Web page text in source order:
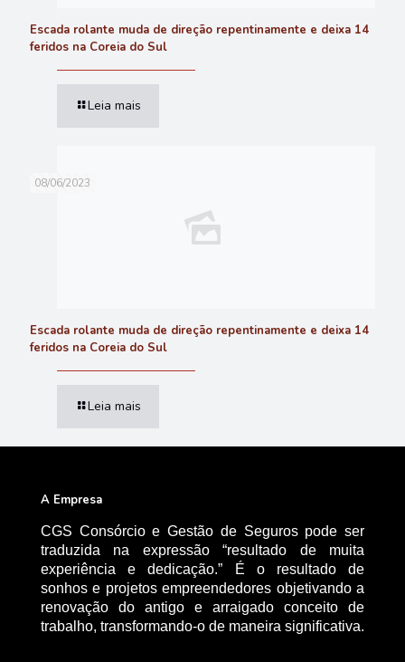
Escada rolante muda de direção repentinamente e deixa 14
feridos na Coreia do Sul
Leia mais
08/06/2023
Escada rolante muda de direção repentinamente e deixa 14
feridos na Coreia do Sul
Leia mais
A Empresa
CGS Consórcio e Gestão de Seguros pode ser
traduzida na expressão “resultado de muita
experiência e dedicação.” É o resultado de
sonhos e projetos empreendedores objetivando a
renovação do antigo e arraigado conceito de
trabalho, transformando-o de maneira significativa.